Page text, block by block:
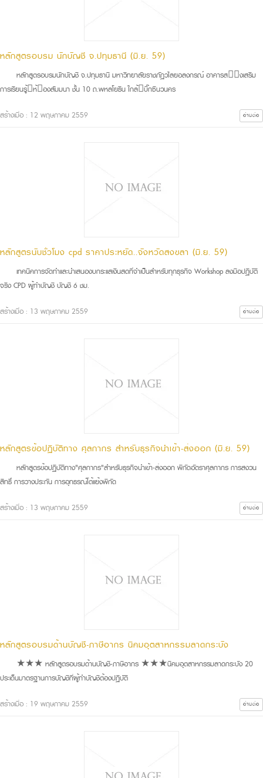
หลักสูตรอบรม นักบัญชี จ.ปทุมธานี (มิ.ย. 59)
หลักสูตรอบรมนักบัญชี จ.ปทุมธานี มหาวิทยาลัยราชภัฏวไลยอลงกรณ์ อาคารส่งเสริม
การเรียนรู้ห้องสัมมนา ชั้น 10 ถ.พหลโยธิน ใกล้บิ๊กซีนวนคร
สร้างเมื่อ : 12 พฤษภาคม 2559 อ่านต่อ
หลักสูตรนับชั่วโมง cpd ราคาประหยัด..จังหวัดสงขลา (มิ.ย. 59)
เทคนิคการจัดทำและนำเสนองบกระแสเงินสดที่จำเป็นสำหรับทุกธุรกิจ Workshop ลงมือปฏิบัติ
จริง CPD ผู้ทำบัญชี บัญชี 6 ชม.
สร้างเมื่อ : 13 พฤษภาคม 2559 อ่านต่อ
หลักสูตรข้อปฏิบัติทาง ศุลกากร สำหรับธุรกิจนำเข้า-ส่งออก (มิ.ย. 59)
หลักสูตรข้อปฏิบัติทาง"ศุลกากร"สำหรับธุรกิจนำเข้า-ส่งออก พิกัดอัตราศุลกากร การสงวน
สิทธิ์ การวางประกัน การอุทธรณ์โต้แย้งพิกัด
สร้างเมื่อ : 13 พฤษภาคม 2559 อ่านต่อ
หลักสูตรอบรมด้านบัญชี-ภาษีอากร นิคมอุตสาหกรรมลาดกระบัง
★★★ หลักสูตรอบรมด้านบัญชี-ภาษีอากร ★★★นิคมอุตสาหกรรมลาดกระบัง 20
ประเด็นมาตรฐานการบัญชีที่ผู้ทำบัญชีต้องปฏิบัติ
สร้างเมื่อ : 19 พฤษภาคม 2559 อ่านต่อ